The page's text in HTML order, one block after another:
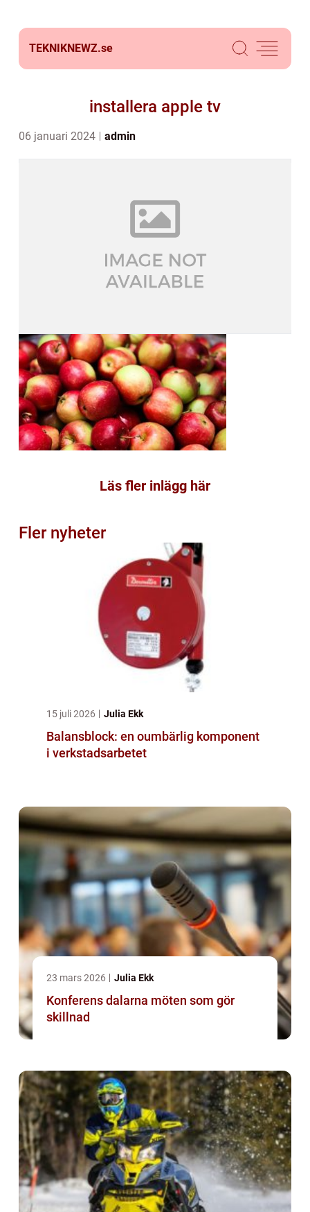
TEKNIKNEWZ.se
installera apple tv
06 januari 2024 admin
Läs fler inlägg här
Fler nyheter
15 juli 2026 Julia Ekk
Balansblock: en oumbärlig komponent
i verkstadsarbetet
23 mars 2026 Julia Ekk
Konferens dalarna möten som gör
skillnad